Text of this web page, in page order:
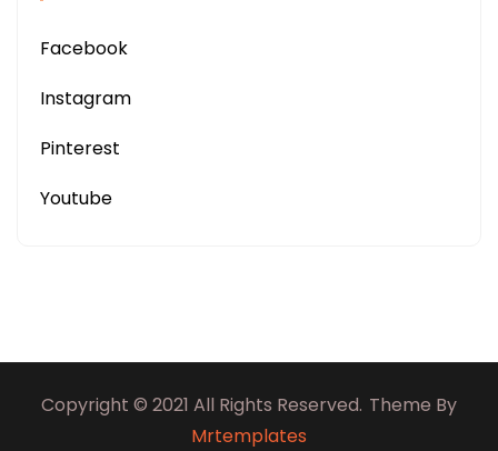
Facebook
Instagram
Pinterest
Youtube
Copyright © 2021 All Rights Reserved. Theme By
Mrtemplates